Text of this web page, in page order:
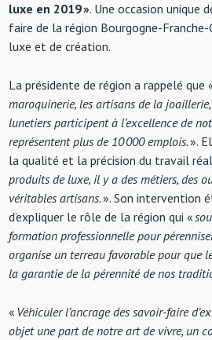
luxe en 2019 ». Une occasion unique
faire de la région Bourgogne-
luxe et de création.
La présidente de région a rappelé que
maroquinerie, les artisans de la
lunetiers participent à l’excellence de
représentent plus de 10 000 emplois.».
la qualité et la précision du travail
produits de luxe, il y a des métiers, des
véritables artisans.». Son intervention
d’expliquer le rôle de la région qui «
formation professionnelle pour
organise un terreau favorable pour que
la garantie de la pérennité de nos
« Véhiculer l’ancrage des savoir-faire
objet une part de notre art de vivre, un